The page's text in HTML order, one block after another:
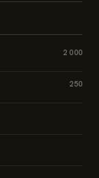
2 000
250